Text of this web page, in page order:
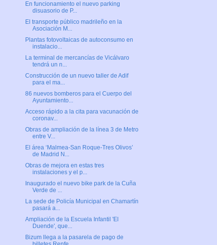
En funcionamiento el nuevo parking
disuasorio de P...
El transporte público madrileño en la
Asociación M...
Plantas fotovoltaicas de autoconsumo en
instalacio...
La terminal de mercancías de Vicálvaro
tendrá un n...
Construcción de un nuevo taller de Adif
para el ma...
86 nuevos bomberos para el Cuerpo del
Ayuntamiento...
Acceso rápido a la cita para vacunación de
coronav...
Obras de ampliación de la línea 3 de Metro
entre V...
El área ‘Malmea-San Roque-Tres Olivos’
de Madrid N...
Obras de mejora en estas tres
instalaciones y el p...
Inaugurado el nuevo bike park de la Cuña
Verde de ...
La sede de Policía Municipal en Chamartín
pasará a...
Ampliación de la Escuela Infantil 'El
Duende', que...
Bizum llega a la pasarela de pago de